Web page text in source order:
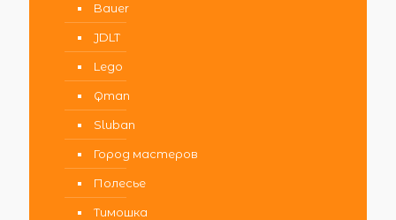
Bauer
JDLT
Lego
Qman
Sluban
Город мастеров
Полесье
Тимошка